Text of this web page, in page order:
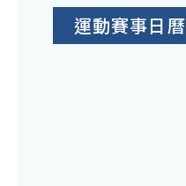
運動賽事日曆